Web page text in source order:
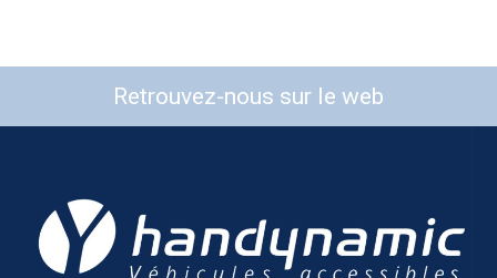
Retrouvez-nous sur le web